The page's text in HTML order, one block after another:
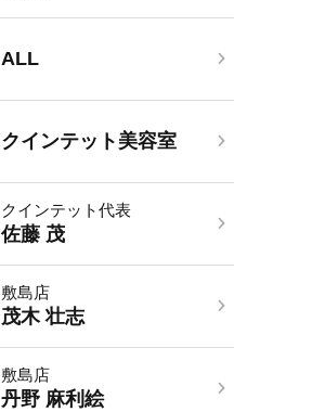
ALL
クインテット美容室
クインテット代表
佐藤 茂
敷島店
茂木 壮志
敷島店
丹野 麻利絵